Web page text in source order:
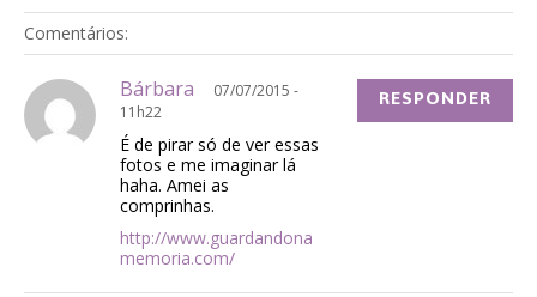
Comentários:
Bárbara
07/07/2015 -
11h22
É de pirar só de ver essas
fotos e me imaginar lá
haha. Amei as
comprinhas.
http://www.guardandona
memoria.com/
RESPONDER